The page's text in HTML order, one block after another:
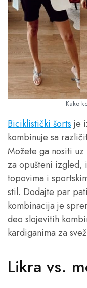
Kako
Biciklistički šorts je
kombinuje sa
Možete ga nositi
za opušteni izgled,
topovima i
stil. Dodajte par
kombinacija je
deo slojevitih
kardiganima za
Likra vs.